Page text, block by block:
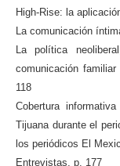
High-Rise: la
La comunicación
La política
comunicación
118
Cobertura
Tijuana durante el
los periódicos El
Entrevistas, p. 177